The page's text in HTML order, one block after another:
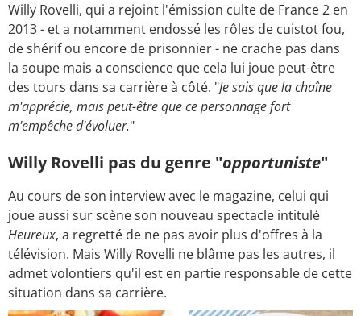
Willy Rovelli, qui a rejoint l'émission culte de France 2 en
2013 - et a notamment endossé les rôles de cuistot fou,
de shérif ou encore de prisonnier - ne crache pas dans
la soupe mais a conscience que cela lui joue peut-être
des tours dans sa carrière à côté. "Je sais que la chaîne
m'apprécie, mais peut-être que ce personnage fort
m'empêche d'évoluer."
Willy Rovelli pas du genre "opportuniste"
Au cours de son interview avec le magazine, celui qui
joue aussi sur scène son nouveau spectacle intitulé
Heureux, a regretté de ne pas avoir plus d'offres à la
télévision. Mais Willy Rovelli ne blâme pas les autres, il
admet volontiers qu'il est en partie responsable de cette
situation dans sa carrière.